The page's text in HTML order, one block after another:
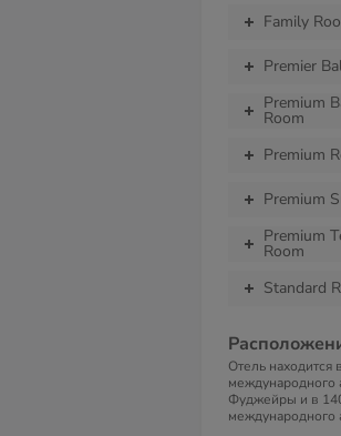
Family
Premier
Premium
Room
Premium
Premium
Premium
Room
Standard
Отель находится
международного
Фуджейры и в
международного